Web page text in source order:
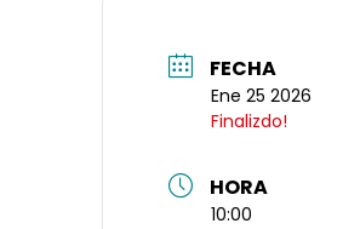
FECHA
Ene 25 2026
Finalizdo!
HORA
10:00